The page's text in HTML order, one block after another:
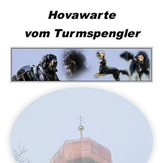
Hovawarte
vom Turmspengler